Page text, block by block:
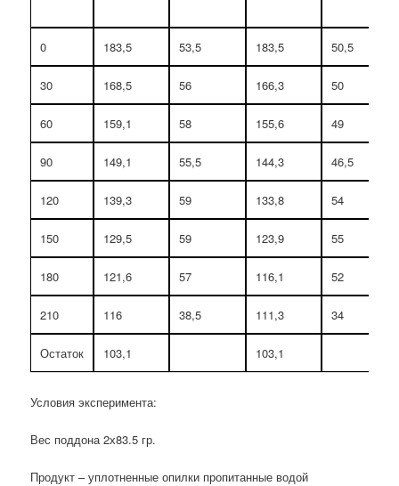
0 183,5 53,5 183,5 50,5
30 168,5 56 166,3 50
60 159,1 58 155,6 49
90 149,1 55,5 144,3 46,5
120 139,3 59 133,8 54
150 129,5 59 123,9 55
180 121,6 57 116,1 52
210 116 38,5 111,3 34
Остаток 103,1 103,1
Условия эксперимента:
Вес поддона 2х83.5 гр.
Продукт – уплотненные опилки пропитанные водой